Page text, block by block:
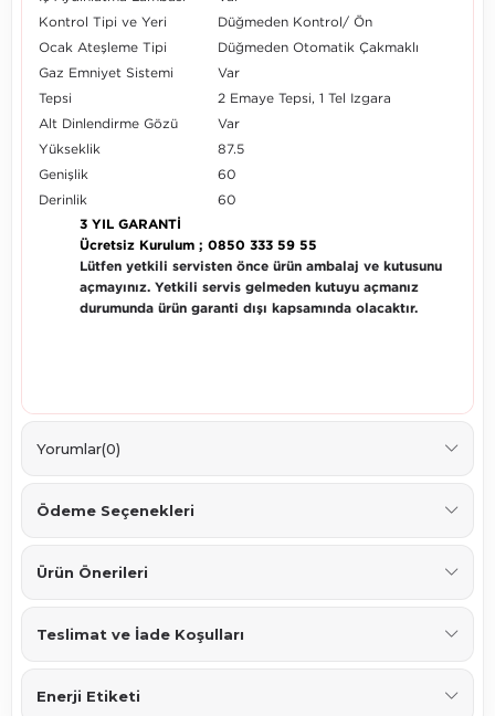
Kontrol Tipi ve Yeri Düğmeden Kontrol/ Ön
Ocak Ateşleme Tipi Düğmeden Otomatik Çakmaklı
Gaz Emniyet Sistemi Var
Tepsi 2 Emaye Tepsi, 1 Tel Izgara
Alt Dinlendirme Gözü Var
Yükseklik 87.5
Genişlik 60
Derinlik
60
3 YIL GARANTİ
Ücretsiz Kurulum ; 0850 333 59 55
Lütfen yetkili servisten önce ürün ambalaj ve kutusunu
açmayınız. Yetkili servis gelmeden kutuyu açmanız
durumunda ürün garanti dışı kapsamında olacaktır.
Yorumlar(0)
Ödeme Seçenekleri
Ürün Önerileri
Teslimat ve İade Koşulları
Enerji Etiketi